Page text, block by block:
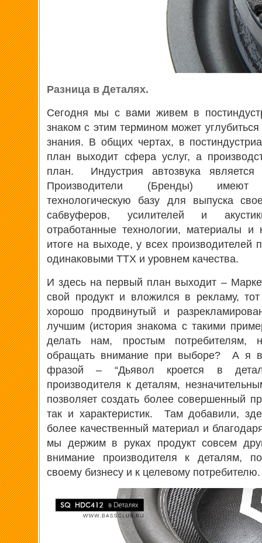
Разница в Деталях.
Сегодня мы с вами живем в
знаком с этим термином может
знания. В общих чертах, в
план выходит сфера услуг, а
план. Индустрия автозвука
Производители (Бренды) имеют
технологическую базу для выпуска
сабвуферов, усилителей и
отработанные технологии, материалы и
итоге на выходе, у всех производителей
одинаковыми ТТХ и уровнем качества.
И здесь на первый план выходит –
свой продукт и вложился в рекламу,
хорошо продвинутый и
лучшим (история знакома с такими
делать нам, простым потребителям,
обращать внимание при выборе? А я
фразой – “Дьявол кроется в
производителя к деталям,
позволяет создать более совершенный
так и характеристик. Там добавили,
более качественный материал и
мы держим в руках продукт совсем
внимание производителя к деталям,
своему бизнесу и к целевому потребителю.